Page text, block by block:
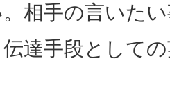
相手の言いた
達手段として